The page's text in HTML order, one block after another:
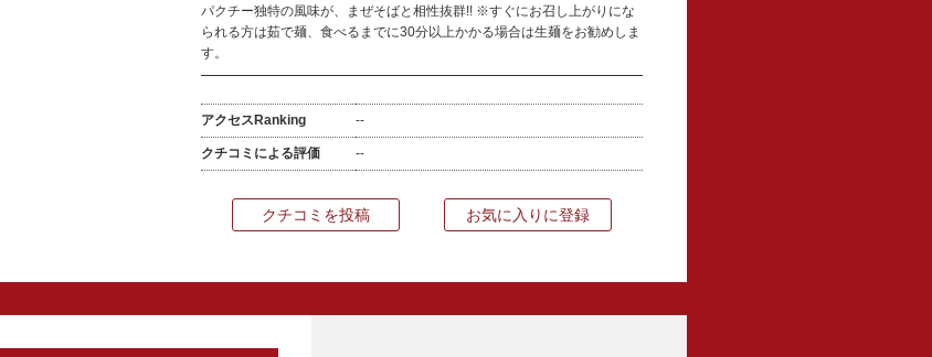
パクチー独特の風味が、まぜそばと相性抜群!! ※すぐにお召し上がりにな
られる方は茹で麺、食べるまでに30分以上かかる場合は生麺をお勧めしま
す。
アクセスRanking --
クチコミによる評価 --
クチコミを投稿 お気に入りに登録